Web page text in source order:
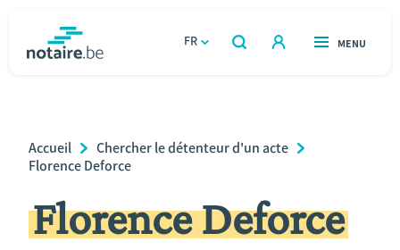
FR
OUVERT
RECHERCHER
OUVERT
MENU
Relations et vivre ensemble
Héritage et donations
Breadcrumb
Accueil
Chercher le détenteur d'un acte
Florence Deforce
Florence Deforce